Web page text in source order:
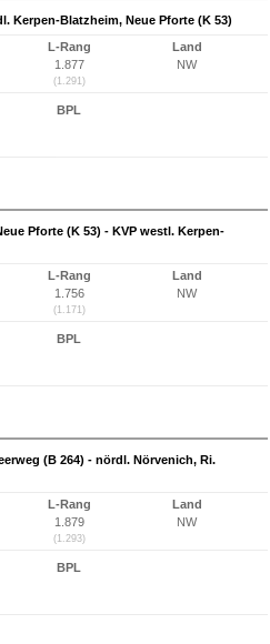
Kerpen-Blatzheim, Neue Pforte (K 53)
L-Rang
1.877
(1.291)
Land
NW
BPL
Pforte (K 53) - KVP westl. Kerpen-
L-Rang
1.756
(1.171)
Land
NW
BPL
(B 264) - nördl. Nörvenich, Ri.
L-Rang
1.879
(1.293)
Land
NW
BPL